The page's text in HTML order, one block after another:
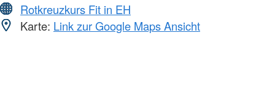
Rotkreuzkurs Fit in EH
Karte: Link zur Google Maps Ansicht